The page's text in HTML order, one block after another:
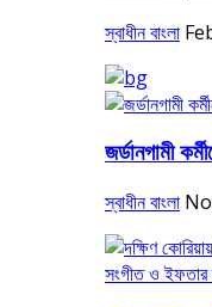
স্বাধীন বাংলা
জর্ডানগামী
স্বাধীন বাংলা